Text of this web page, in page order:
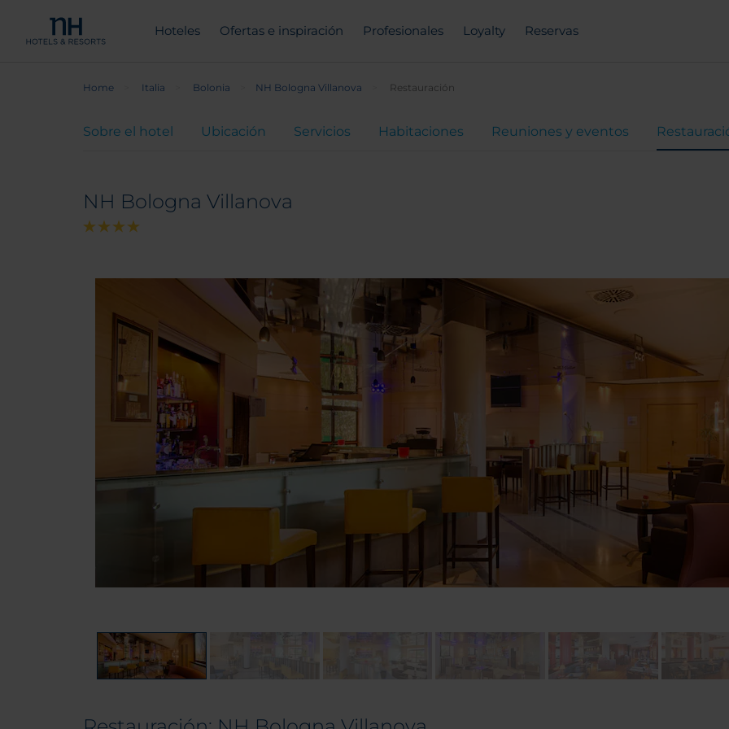
Hoteles Ofertas e inspiración Profesionales Loyalty Reservas
Home Italia Bolonia NH Bologna Villanova Restauración
Sobre el hotel Ubicación Servicios Habitaciones Reuniones y eventos
NH Bologna Villanova